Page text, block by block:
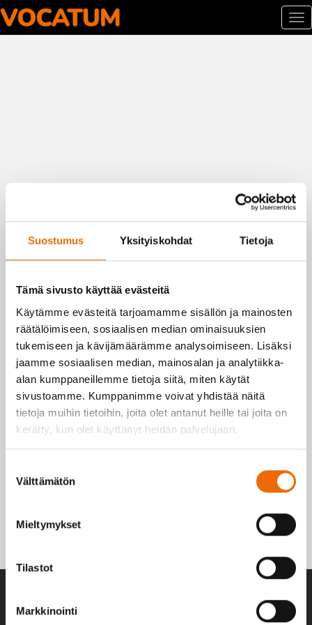
Suostumus Yksityiskohdat Tietoja
Tämä sivusto käyttää evästeitä
Käytämme evästeitä tarjoamamme sisällön ja mainosten
räätälöimiseen, sosiaalisen median ominaisuuksien
tukemiseen ja kävijämäärämme analysoimiseen. Lisäksi
jaamme sosiaalisen median, mainosalan ja analytiikka-
alan kumppaneillemme tietoja siitä, miten käytät
sivustoamme. Kumppanimme voivat yhdistää näitä
tietoja muihin tietoihin, joita olet antanut heille tai joita on
kerätty, kun olet käyttänyt heidän palvelujaan.
valinta
Välttämätön
Mieltymykset
Tilastot
Markkinointi